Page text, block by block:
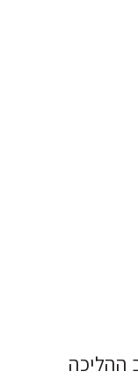
ההליכה